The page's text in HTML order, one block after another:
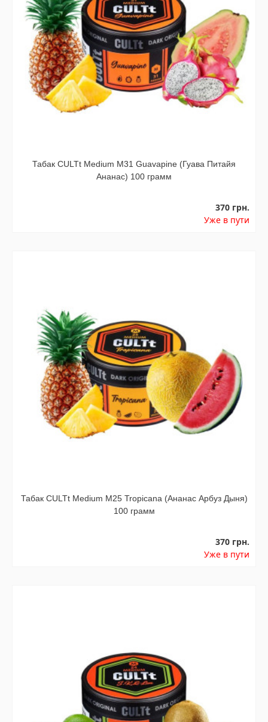
Табак CULTt Medium M31 Guavapine (Гуава Питайя
Ананас) 100 грамм
370 грн.
Уже в пути
Табак CULTt Medium M25 Tropicana (Ананас Арбуз Дыня)
100 грамм
370 грн.
Уже в пути